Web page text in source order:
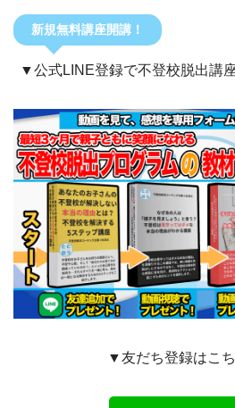
新規無料講座開講！
▼公式LINE登録で不登校脱出講
▼友だち登録はこ